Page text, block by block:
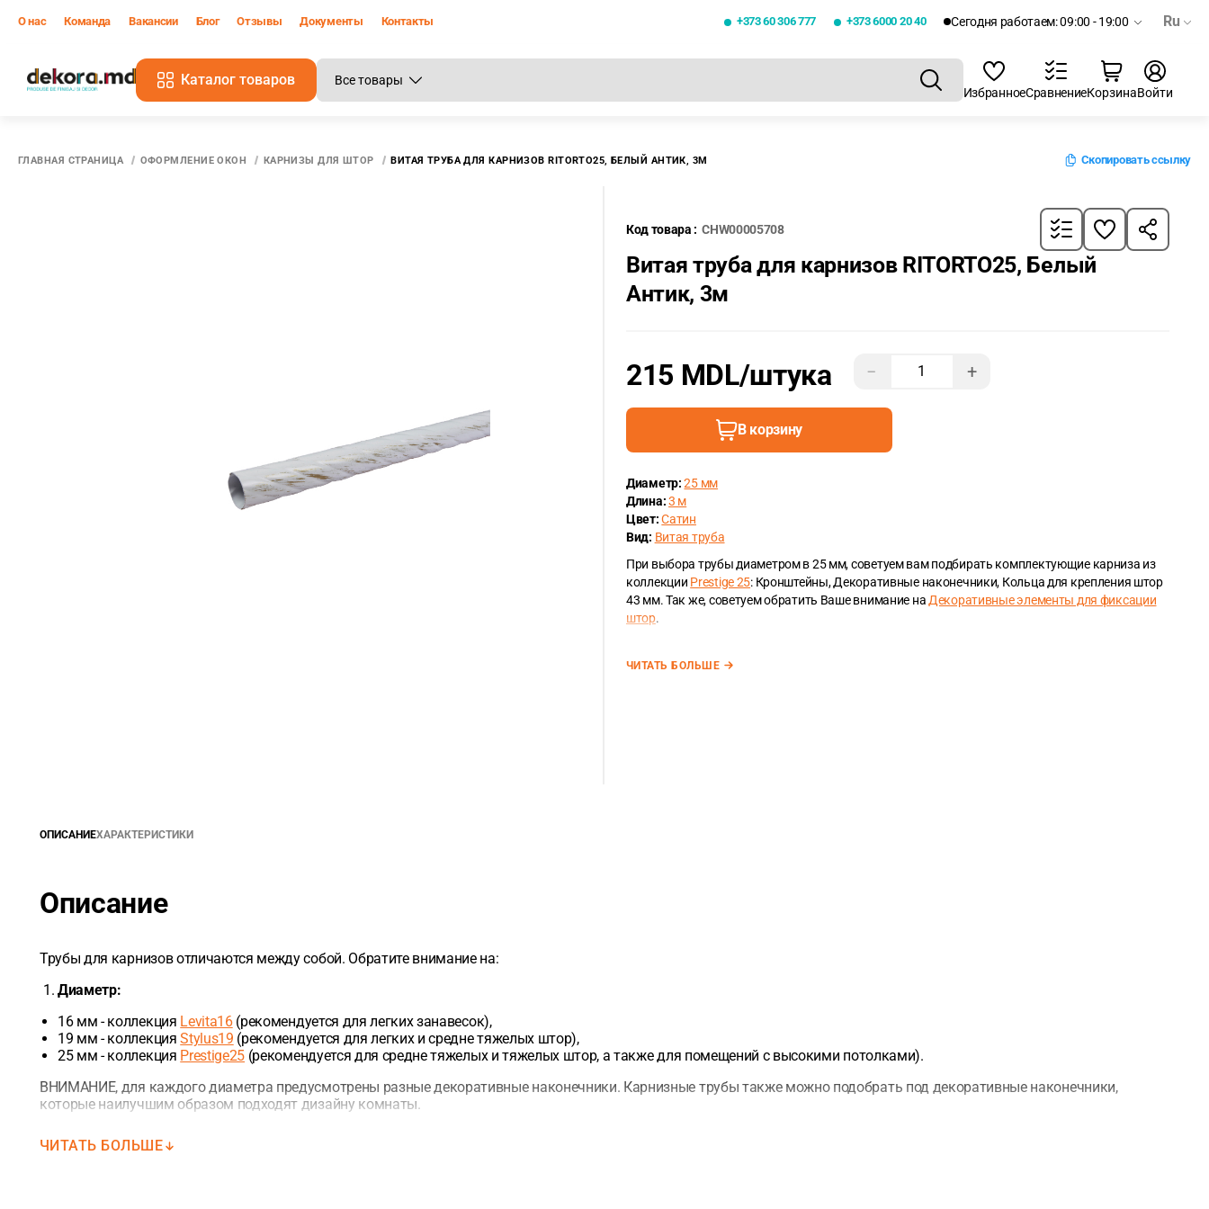
О нас Команда Вакансии Блог Отзывы Документы Контакты +373 60 306 777 +373 6000 20 40 Сегодня работаем: 09:00 - 19:00 Ru
Каталог товаров
ИзбранноеСравнениеКорзинаВойти
ГЛАВНАЯ СТРАНИЦА ОФОРМЛЕНИЕ ОКОН КАРНИЗЫ ДЛЯ ШТОР ВИТАЯ ТРУБА ДЛЯ КАРНИЗОВ RITORTO25, БЕЛЫЙ АНТИК, 3М Скопировать ссылку
Код товара : CHW00005708
Витая труба для карнизов RITORTO25, Белый
Антик, 3м
215 MDL/штука − +
В корзину
Диаметр:25 мм
Длина:3 м
Цвет:Сатин
Вид: Витая труба
При выбора трубы диаметром в 25 мм, советуем вам подбирать комплектующие карниза из
коллекции Prestige 25: Кронштейны, Декоративные наконечники, Кольца для крепления штор
43 мм. Так же, советуем обратить Ваше внимание на Декоративные элементы для фиксации
штор.
ЧИТАТЬ БОЛЬШЕ
ОПИСАНИЕХАРАКТЕРИСТИКИ
Описание
Трубы для карнизов отличаются между собой. Обратите внимание на:
Диаметр:
16 мм - коллекция Levita16(рекомендуется для легких занавесок),
19 мм - коллекцияStylus19 (рекомендуется для легких и средне тяжелых штор),
25 мм - коллекция Prestige25 (рекомендуется для средне тяжелых и тяжелых штор, а также для помещений с высокими потолками).
ВНИМАНИЕ, для каждого диаметра предусмотрены разные декоративные наконечники. Карнизные трубы также можно подобрать под декоративные наконечники,
которые наилучшим образом подходят дизайну комнаты.
Длина:
ЧИТАТЬ БОЛЬШЕ